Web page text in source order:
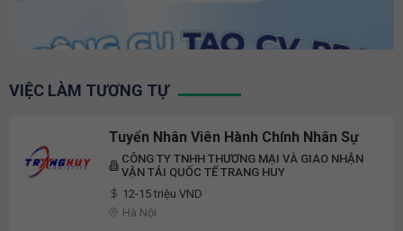
VIỆC LÀM TƯƠNG TỰ
Tuyển Nhân Viên Hành Chính Nhân Sự
CÔNG TY TNHH THƯƠNG MẠI VÀ GIAO NHẬN
VẬN TẢI QUỐC TẾ TRANG HUY
12-15 triệu VND
Hà Nội